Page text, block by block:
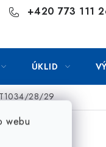
webu
+420 773 111
ÚKLID
28/29